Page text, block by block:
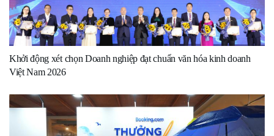
Khởi động xét chọn Doanh nghiệp đạt chuẩn văn hóa kinh doanh
Việt Nam 2026